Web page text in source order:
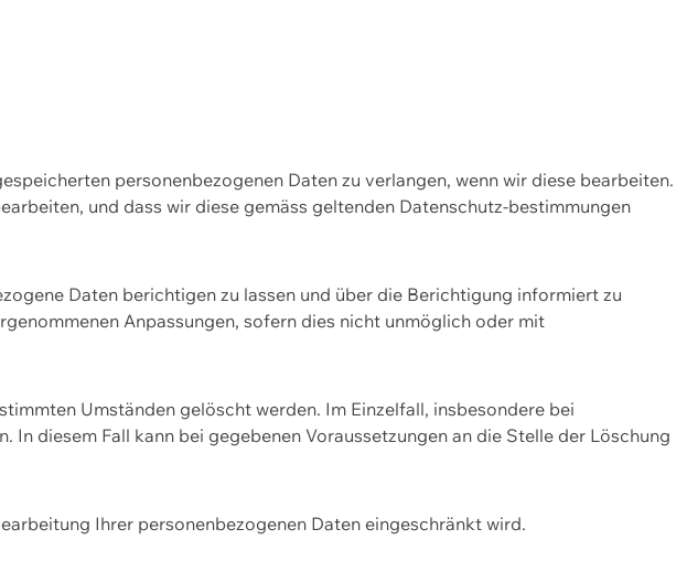
personenbezogenen Daten zu verlangen, wenn wir diese bearbeiten.
und dass wir diese gemäss geltenden Datenschutz-bestimmungen
Daten berichtigen zu lassen und über die Berichtigung informiert zu
Anpassungen, sofern dies nicht unmöglich oder mit
Umständen gelöscht werden. Im Einzelfall, insbesondere bei
diesem Fall kann bei gegebenen Voraussetzungen an die Stelle der Löschung
Ihrer personenbezogenen Daten eingeschränkt wird.